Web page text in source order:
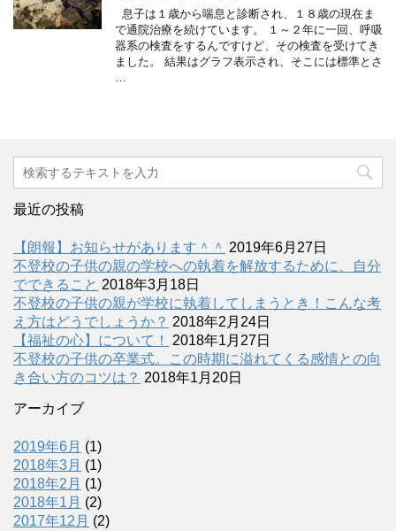
息子は１歳から喘息と診断され、１８歳の現在ま
で通院治療を続けています。 １～２年に一回、呼吸
器系の検査をするんですけど、その検査を受けてき
ました。 結果はグラフ表示され、そこには標準とさ
…
最近の投稿
【朗報】お知らせがあります＾＾ 2019年6月27日
不登校の子供の親の学校への執着を解放するために、自分
でできること 2018年3月18日
不登校の子供の親が学校に執着してしまうとき！こんな考
え方はどうでしょうか？ 2018年2月24日
【福祉の心】について！
2018年1月27日
不登校の子供の卒業式。この時期に溢れてくる感情との向
き合い方のコツは？ 2018年1月20日
アーカイブ
2019年6月 (1)
2018年3月 (1)
2018年2月 (1)
2018年1月 (2)
2017年12月 (2)